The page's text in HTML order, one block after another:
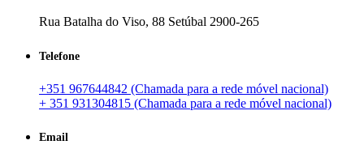
Rua Batalha do Viso, 88 Setúbal 2900-265
Telefone
+351 967644842 (Chamada para a rede móvel nacional)
+ 351 931304815 (Chamada para a rede móvel nacional)
Email